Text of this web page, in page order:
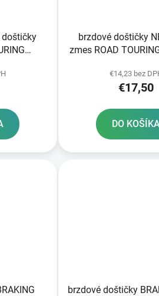
doštičky
brzdové doštičky
zmes ROAD
€14,23 bez
€17,50
DO
brzdové doštičky